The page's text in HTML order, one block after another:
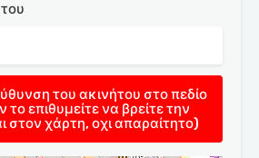
του ακινήτου στο πεδίο
το επιθυμείτε να βρείτε την
στον χάρτη, οχι απαραίτητο)